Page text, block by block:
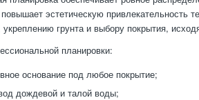
эстетическую привлекательность
грунта и выбору покрытия,
планировки:
основание под любое покрытие;
дождевой и талой воды;